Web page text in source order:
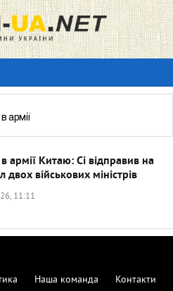
армії
армії Китаю: Сі відправив на
двох військових міністрів
11:11
Наша команда
Контакти